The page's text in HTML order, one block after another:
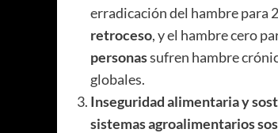
erradicación del hambre para
retroceso, y el hambre cero
personassufren hambre
globales.
Inseguridad alimentaria y
sistemas agroalimentarios